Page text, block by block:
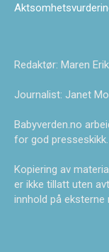
Redaktør: Maren
Journalist: Janet
Babyverden.no
for god presseskikk.
Kopiering av
er ikke tillatt uten
innhold på eksterne